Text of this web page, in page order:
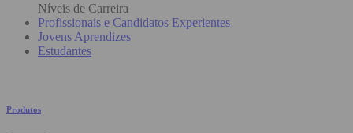
Níveis de Carreira
Profissionais e Candidatos Experientes
Jovens Aprendizes
Estudantes
Produtos